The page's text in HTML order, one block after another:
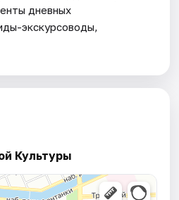
дневных
экскурсоводы,
Культуры